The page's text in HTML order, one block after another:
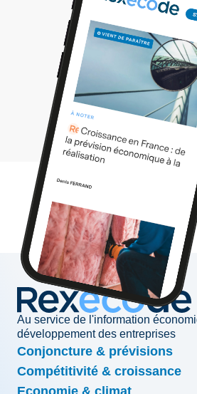
Les archives
2026 2025 2024 2023
Au service de l'information
développement des entreprises
Conjoncture & prévisions
Compétitivité & croissance
Economie & climat